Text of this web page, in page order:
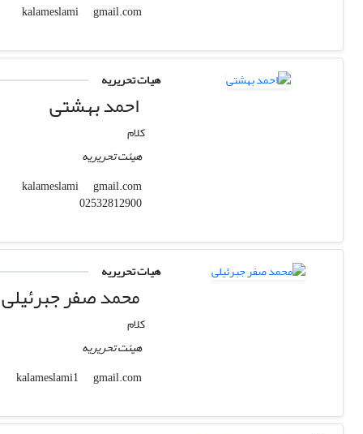
kalameslami
gmail.com
هیات تحریریه
احمد بهشتی
کلام
هیئت تحریریه
kalameslami
gmail.com
02532812900
هیات تحریریه
محمد صفر جبرئیلی
کلام
هیئت تحریریه
kalameslami1
gmail.com